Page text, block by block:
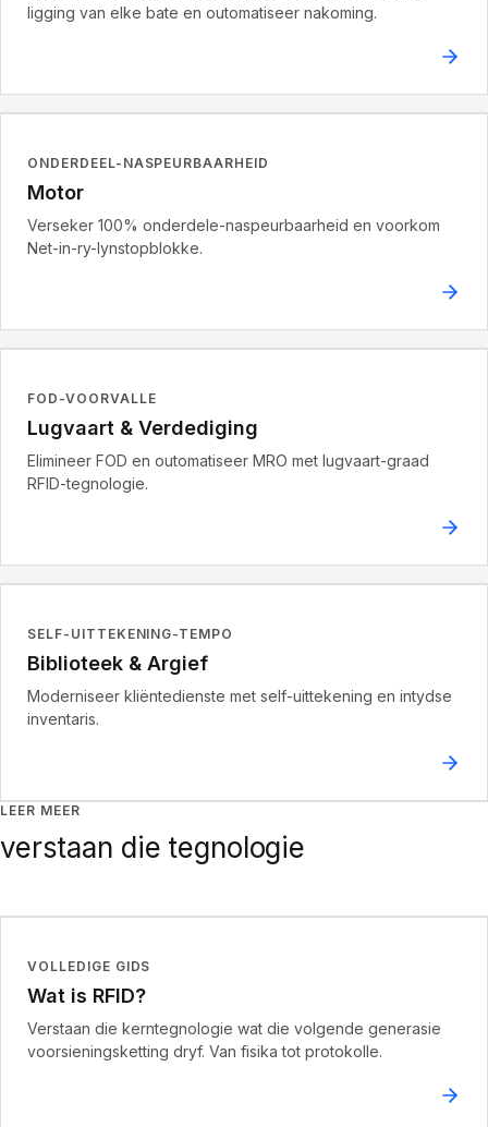
ligging van elke bate en outomatiseer nakoming.
ONDERDEEL-NASPEURBAARHEID
Motor
Verseker 100% onderdele-naspeurbaarheid en voorkom
Net-in-ry-lynstopblokke.
FOD-VOORVALLE
Lugvaart & Verdediging
Elimineer FOD en outomatiseer MRO met lugvaart-graad
RFID-tegnologie.
SELF-UITTEKENING-TEMPO
Biblioteek & Argief
Moderniseer kliëntedienste met self-uittekening en intydse
inventaris.
LEER MEER
verstaan die tegnologie
VOLLEDIGE GIDS
Wat is RFID?
Verstaan die kerntegnologie wat die volgende generasie
voorsieningsketting dryf. Van fisika tot protokolle.